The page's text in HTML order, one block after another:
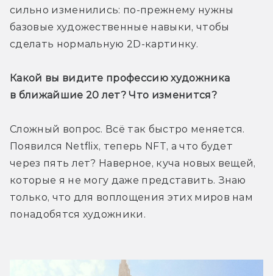
сильно изменились: по-прежнему нужны
базовые художественные навыки, чтобы
сделать нормальную 2D-картинку.
Какой вы видите профессию художника
в ближайшие 20 лет? Что изменится?
Сложный вопрос. Всё так быстро меняется.
Появился Netflix, теперь NFT, а что будет
через пять лет? Наверное, куча новых вещей,
которые я не могу даже представить. Знаю
только, что для воплощения этих миров нам
понадобятся художники.